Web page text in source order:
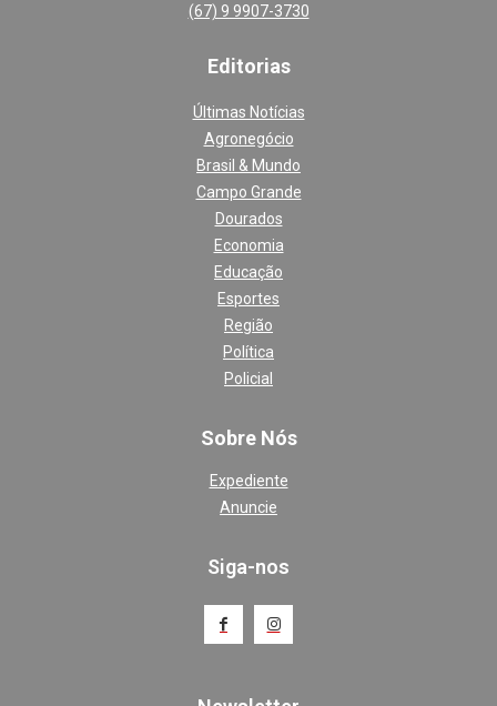
(67) 9 9907-3730
Editorias
Últimas Notícias
Agronegócio
Brasil & Mundo
Campo Grande
Dourados
Economia
Educação
Esportes
Região
Política
Policial
Sobre Nós
Expediente
Anuncie
Siga-nos